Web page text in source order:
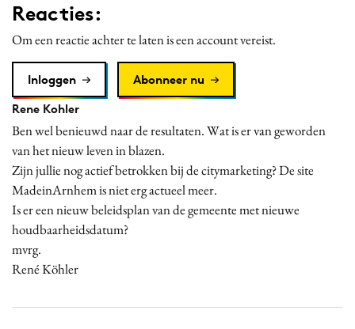
Programmatic
Purpose Marketing
Reputatie & crisis
Reacties:
Om een reactie achter te laten is een account vereist.
Inloggen
Abonneer nu
Rene Kohler
Ben wel benieuwd naar de resultaten. Wat is er van geworden
van het nieuw leven in blazen.
Zijn jullie nog actief betrokken bij de citymarketing? De site
MadeinArnhem is niet erg actueel meer.
Is er een nieuw beleidsplan van de gemeente met nieuwe
houdbaarheidsdatum?
mvrg.
René Köhler